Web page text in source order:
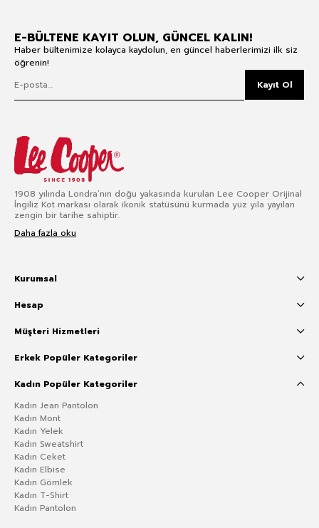
E-BÜLTENE KAYIT OLUN, GÜNCEL KALIN!
Haber bültenimize kolayca kaydolun, en güncel haberlerimizi ilk siz
öğrenin!
Kayıt Ol
1908 yılında Londra’nın doğu yakasında kurulan Lee Cooper Orijinal
İngiliz Kot markası olarak ikonik statüsünü kurmada yüz yıla yayılan
zengin bir tarihe sahiptir.
Daha fazla oku
Kurumsal
Hesap
Müşteri Hizmetleri
Erkek Popüler Kategoriler
Kadın Popüler Kategoriler
Kadın Jean Pantolon
Kadın Mont
Kadın Yelek
Kadın Sweatshirt
Kadın Ceket
Kadın Elbise
Kadın Gömlek
Kadın T-Shirt
Kadın Pantolon